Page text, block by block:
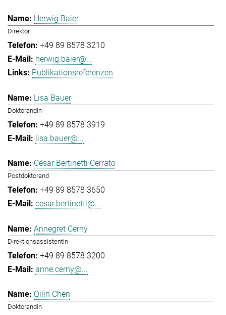
Herwig Baier
Direktor
+49 89 8578 3210
herwig.baier@...
Publikationsreferenzen
Lisa Bauer
Doktorandin
+49 89 8578 3919
lisa.bauer@...
César Bertinetti Cerrato
Postdoktorand
+49 89 8578 3650
cesar.bertinetti@...
Annegret Cerny
Direktionsassistentin
+49 89 8578 3200
anne.cerny@...
Qilin Chen
Doktorandin